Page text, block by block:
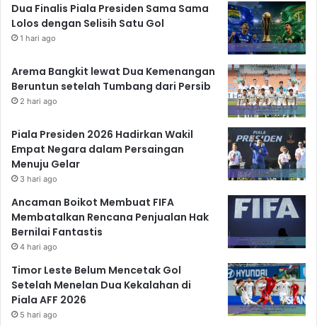
Dua Finalis Piala Presiden Sama Sama
Lolos dengan Selisih Satu Gol
1 hari ago
Arema Bangkit lewat Dua Kemenangan
Beruntun setelah Tumbang dari Persib
2 hari ago
Piala Presiden 2026 Hadirkan Wakil
Empat Negara dalam Persaingan
Menuju Gelar
3 hari ago
Ancaman Boikot Membuat FIFA
Membatalkan Rencana Penjualan Hak
Bernilai Fantastis
4 hari ago
Timor Leste Belum Mencetak Gol
Setelah Menelan Dua Kekalahan di
Piala AFF 2026
5 hari ago